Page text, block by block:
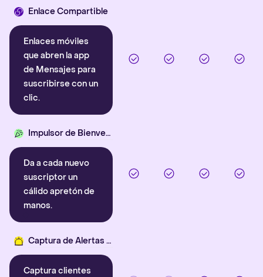
Enlace Compartible
Enlaces móviles
que abren la app
de Mensajes para
suscribirse con un
clic.
Impulsor de Bienvenida
Da a cada nuevo
suscriptor un
cálido apretón de
manos.
Captura de Alertas Inteligentes
Captura clientes